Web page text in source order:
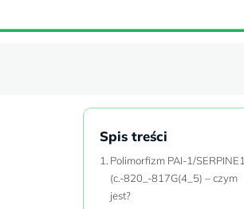
Spis treści
Polimorfizm PAI-1/SERPINE1
(c.-820_-817G(4_5) – czym
jest?